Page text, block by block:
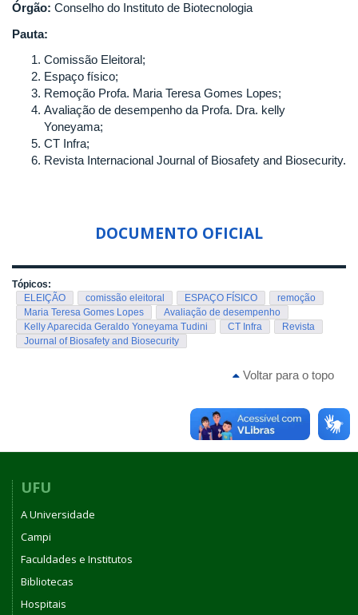
Órgão: Conselho do Instituto de Biotecnologia
Pauta:
Comissão Eleitoral;
Espaço físico;
Remoção Profa. Maria Teresa Gomes Lopes;
Avaliação de desempenho da Profa. Dra. kelly
Yoneyama;
CT Infra;
Revista Internacional Journal of Biosafety and Biosecurity.
DOCUMENTO OFICIAL
Tópicos:
ELEIÇÃO
comissão eleitoral ESPAÇO FÍSICO
remoção
Maria Teresa Gomes Lopes
Avaliação de desempenho
Kelly Aparecida Geraldo Yoneyama Tudini
CT Infra
Revista
Journal of Biosafety and Biosecurity
Voltar para o topo
UFU
A Universidade
Campi
Faculdades e Institutos
Bibliotecas
Hospitais